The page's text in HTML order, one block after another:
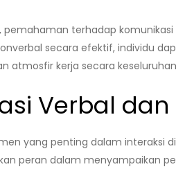
terhadap
secara efektif, individu
atmosfir kerja secara
Verbal
yang penting dalam interaksi
peran dalam menyampaikan